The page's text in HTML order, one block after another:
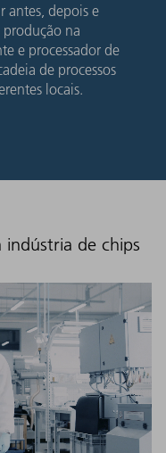
antes, depois e
produção na
e processador de
de processos
locais.
indústria de chips